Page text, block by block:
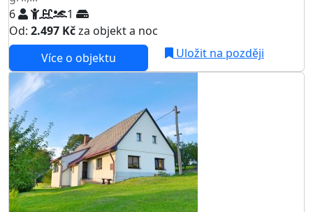
6
1
Od: 2.497 Kčza objekt a noc
Více o objektu
Uložit na později